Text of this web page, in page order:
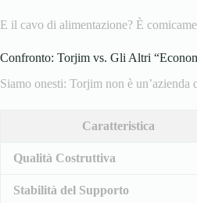
E il cavo di alimentazione? È
Confronto: Torjim vs. Gli Altri
Siamo onesti: Torjim non è
Caratteristica
Qualità Costruttiva
Stabilità del Supporto